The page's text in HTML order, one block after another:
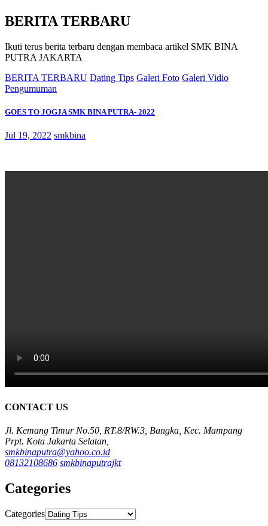
BERITA TERBARU
Ikuti terus berita terbaru dengan membaca artikel SMK BINA
PUTRA JAKARTA
BERITA TERBARU Dating Tips Galeri Foto Galeri Vidio
Pengumuman
GOES TO JOGJA SMK BINA PUTRA- 2022
Jul 19, 2022 smkbina
CONTACT US
Jl. Kemang Timur No.50, RT.8/RW.3, Bangka, Kec. Mampang
Prpt. Kota Jakarta Selatan,
smkbinaputra@yahoo.co.id
08132108686 smkbinaputrajkt
Categories
Categories